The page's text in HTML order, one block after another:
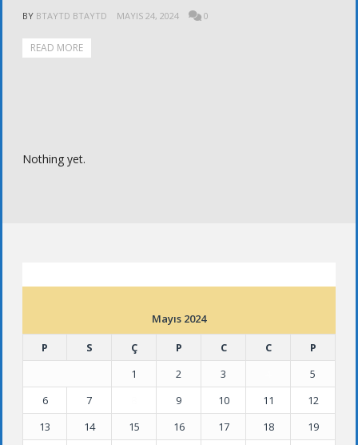
BY BTAYTD BTAYTD MAYIS 24, 2024 0
READ MORE
Nothing yet.
Mayıs 2024
P
S Ç P C C
P
1
2 3
5
6
7 9 10 11
12
13
14 15 16 17 18
19